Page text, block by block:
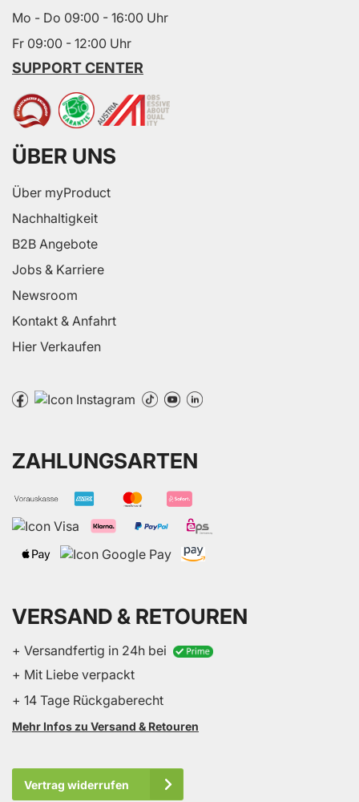
Mo - Do 09:00 - 16:00 Uhr
Fr 09:00 - 12:00 Uhr
SUPPORT CENTER
ÜBER UNS
Über myProduct
Nachhaltigkeit
B2B Angebote
Jobs & Karriere
Newsroom
Kontakt & Anfahrt
Hier Verkaufen
ZAHLUNGSARTEN
VERSAND & RETOUREN
+ Versandfertig in 24h bei
+ Mit Liebe verpackt
+ 14 Tage Rückgaberecht
Mehr Infos zu Versand & Retouren
Vertrag widerrufen